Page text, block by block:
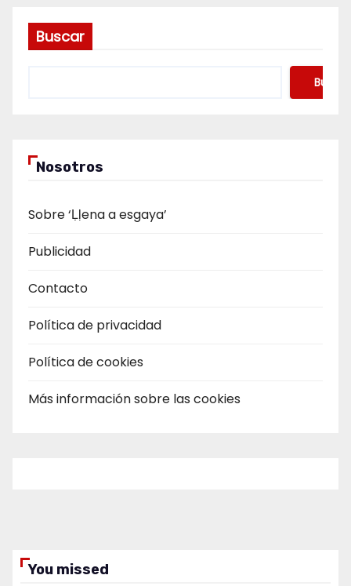
Buscar
Buscar
Nosotros
Sobre ‘Ḷḷena a esgaya’
Publicidad
Contacto
Política de privacidad
Política de cookies
Más información sobre las cookies
You missed